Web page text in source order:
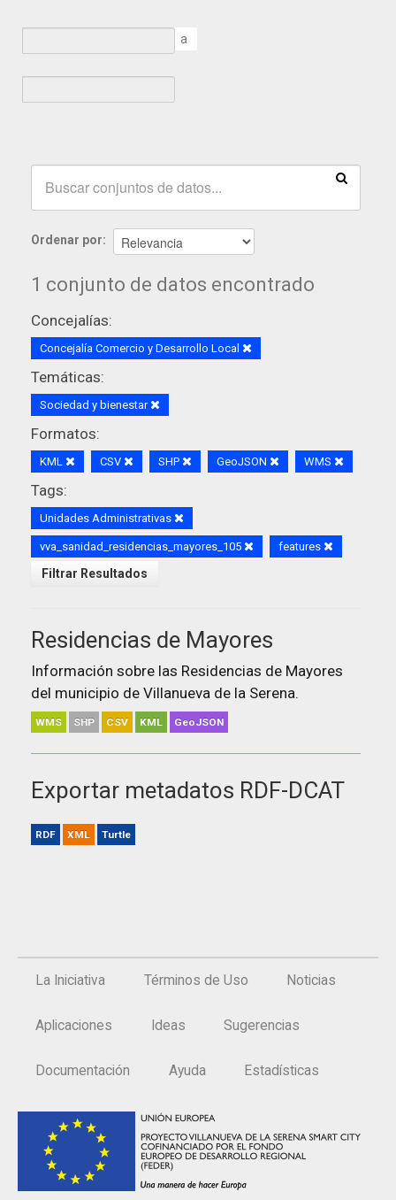
a
Ordenar por
1 conjunto de datos encontrado
Concejalías:
Concejalía Comercio y Desarrollo Local
Temáticas:
Sociedad y bienestar
Formatos:
KML CSV SHP GeoJSON WMS
Tags:
Unidades Administrativas
vva_sanidad_residencias_mayores_105 features
Filtrar Resultados
Residencias de Mayores
Información sobre las Residencias de Mayores
del municipio de Villanueva de la Serena.
WMS SHP CSV KML GeoJSON
Exportar metadatos RDF-DCAT
RDF XML Turtle
La Iniciativa Términos de Uso Noticias
Aplicaciones Ideas Sugerencias
Documentación Ayuda Estadísticas